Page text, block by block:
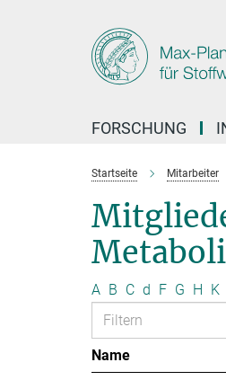
FORSCHUNG
Startseite Mitarbeiter
A B C d F G H K
Name